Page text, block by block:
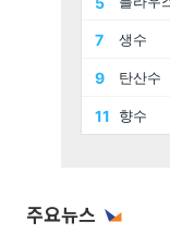
주요뉴스